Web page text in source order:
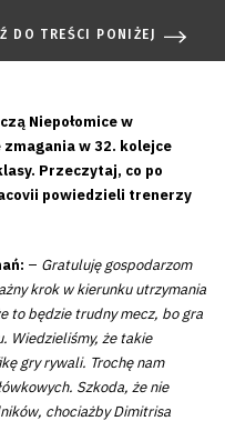
DO TREŚCI PONIŻEJ
Niepołomice w
w 32. kolejce
Przeczytaj, co po
powiedzieli trenerzy
– Gratuluję gospodarzom
krok w kierunku utrzymania
to będzie trudny mecz, bo gra
Wiedzieliśmy, że takie
gry rywali. Trochę nam
Szkoda, że nie
chociażby Dimitrisa